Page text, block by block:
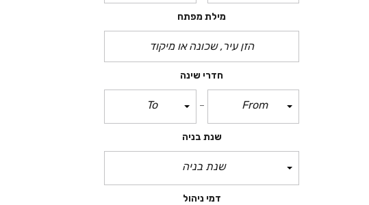
מילת מפתח
חדרי שינה
From
To
שנת בניה
שנת בניה
דמי ניהול